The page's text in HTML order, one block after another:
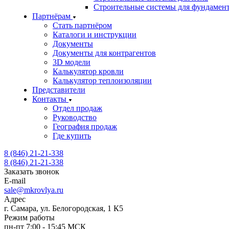
Строительные системы для
Партнёрам
Стать партнёром
Каталоги и инструкции
Документы
Документы для контрагентов
3D модели
Калькулятор кровли
Калькулятор теплоизоляции
Представители
Контакты
Отдел продаж
Руководство
География продаж
Где купить
8 (846) 21-21-338
8 (846) 21-21-338
Заказать звонок
E-mail
sale@mkrovlya.ru
Адрес
г. Самара, ул. Белогородская, 1 К5
Режим работы
пн-пт 7:00 - 15:45 МСК